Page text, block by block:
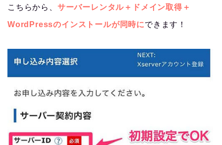
こちらから、 サーバーレンタル＋ドメイン取得＋
WordPressのインストールが同時にできます！